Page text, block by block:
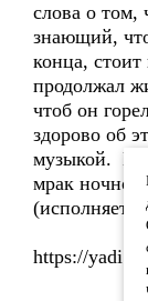
слова о том,
знающий,
конца,
продолжал
чтоб он
здорово об
музыкой.
мрак
(исполняет
https://